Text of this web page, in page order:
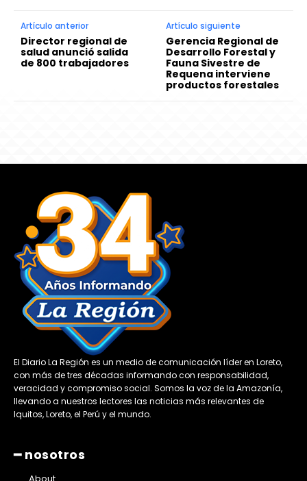
Artículo anterior
Director regional de
salud anunció salida
de 800 trabajadores
Artículo siguiente
Gerencia Regional de
Desarrollo Forestal y
Fauna Sivestre de
Requena interviene
productos forestales
El Diario La Región es un medio de comunicación líder en Loreto,
con más de tres décadas informando con responsabilidad,
veracidad y compromiso social. Somos la voz de la Amazonía,
llevando a nuestros lectores las noticias más relevantes de
Iquitos, Loreto, el Perú y el mundo.
━ nosotros